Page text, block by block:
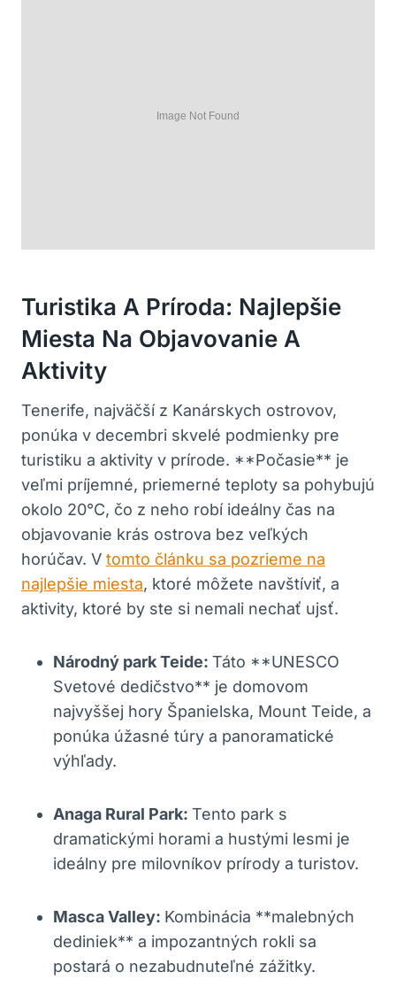
Turistika A Príroda: Najlepšie
Miesta Na Objavovanie A
Aktivity
Tenerife, najväčší z Kanárskych ostrovov,
ponúka v decembri skvelé podmienky pre
turistiku a aktivity v prírode. **Počasie** je
veľmi príjemné, priemerné teploty sa pohybujú
okolo 20°C, čo z neho robí ideálny čas na
objavovanie krás ostrova bez veľkých
horúčav. V tomto článku sa pozrieme na
najlepšie miesta, ktoré môžete navštíviť, a
aktivity, ktoré by ste si nemali nechať ujsť.
Národný park Teide: Táto **UNESCO
Svetové dedičstvo** je domovom
najvyššej hory Španielska, Mount Teide, a
ponúka úžasné túry a panoramatické
výhľady.
Anaga Rural Park: Tento park s
dramatickými horami a hustými lesmi je
ideálny pre milovníkov prírody a turistov.
Masca Valley: Kombinácia **malebných
dediniek** a impozantných rokli sa
postará o nezabudnuteľné zážitky.